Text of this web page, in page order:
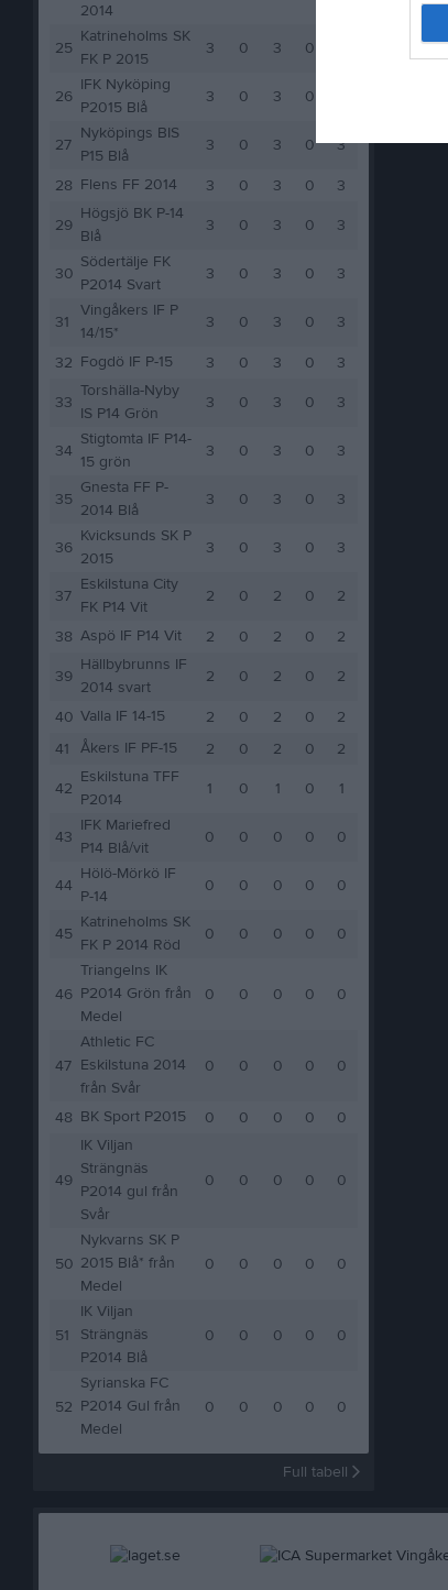
2014
25
Katrineholms SK
FK P 2015
3 0 3 0
26
IFK Nyköping
P2015 Blå
3 0 3 0
27
Nyköpings BIS
P15 Blå
3 0 3 0 3
28 Flens FF 2014 3 0 3 0
3
29
Högsjö BK P-14
Blå
3 0 3 0 3
30
Södertälje FK
P2014 Svart
3 0 3 0 3
31
Vingåkers IF P
14/15*
3 0 3 0 3
32 Fogdö IF P-15 3 0 3 0
3
33
Torshälla-Nyby
IS P14 Grön
3 0 3 0 3
34
Stigtomta IF P14-
15 grön
3 0 3 0 3
35
Gnesta FF P-
2014 Blå
3 0 3 0 3
36
Kvicksunds SK P
2015
3 0 3 0 3
37
Eskilstuna City
FK P14 Vit
2 0 2 0 2
38 Aspö IF P14 Vit 2 0 2 0
2
39
Hällbybrunns IF
2014 svart
2 0 2 0 2
40 Valla IF 14-15 2 0 2 0
2
41
Åkers IF PF-15 2 0 2 0
2
42
Eskilstuna TFF
P2014
1 0 1 0 1
43
IFK Mariefred
P14 Blå/vit
0 0 0 0 0
44
Hölö-Mörkö IF
P-14
0 0 0 0 0
45
Katrineholms SK
FK P 2014 Röd
0 0 0 0 0
46
Triangelns IK
P2014 Grön från
Medel
0 0 0 0 0
47
Athletic FC
Eskilstuna 2014
från Svår
0 0 0 0 0
48 BK Sport P2015 0 0 0 0 0
49
IK Viljan
Strängnäs
P2014 gul från
Svår
0 0 0 0 0
50
Nykvarns SK P
2015 Blå* från
Medel
0 0 0 0 0
51
IK Viljan
Strängnäs
P2014 Blå
0 0 0 0 0
52
Syrianska FC
P2014 Gul från
Medel
0 0 0 0 0
Full tabell